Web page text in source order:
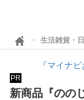
生活雑貨・
『マイナ
PR
新商品『のの